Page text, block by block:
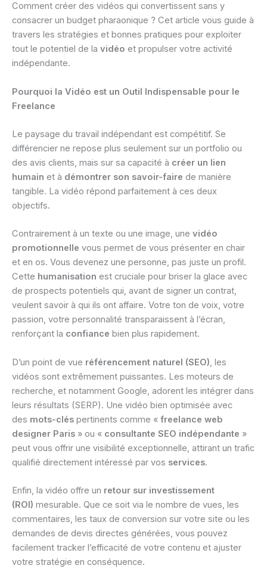
Comment créer des vidéos qui convertissent sans y
consacrer un budget pharaonique ? Cet article vous guide à
travers les stratégies et bonnes pratiques pour exploiter
tout le potentiel de la vidéo et propulser votre activité
indépendante.
Pourquoi la Vidéo est un Outil Indispensable pour le
Freelance
Le paysage du travail indépendant est compétitif. Se
différencier ne repose plus seulement sur un portfolio ou
des avis clients, mais sur sa capacité à créer un lien
humain et à démontrer son savoir-faire de manière
tangible. La vidéo répond parfaitement à ces deux
objectifs.
Contrairement à un texte ou une image, une vidéo
promotionnelle vous permet de vous présenter en chair
et en os. Vous devenez une personne, pas juste un profil.
Cette humanisation est cruciale pour briser la glace avec
de prospects potentiels qui, avant de signer un contrat,
veulent savoir à qui ils ont affaire. Votre ton de voix, votre
passion, votre personnalité transparaissent à l’écran,
renforçant la confiance bien plus rapidement.
D’un point de vue référencement naturel (SEO), les
vidéos sont extrêmement puissantes. Les moteurs de
recherche, et notamment Google, adorent les intégrer dans
leurs résultats (SERP). Une vidéo bien optimisée avec
des mots-clés pertinents comme « freelance web
designer Paris » ou « consultante SEO indépendante »
peut vous offrir une visibilité exceptionnelle, attirant un trafic
qualifié directement intéressé par vos services.
Enfin, la vidéo offre un retour sur investissement
(ROI) mesurable. Que ce soit via le nombre de vues, les
commentaires, les taux de conversion sur votre site ou les
demandes de devis directes générées, vous pouvez
facilement tracker l’efficacité de votre contenu et ajuster
votre stratégie en conséquence.